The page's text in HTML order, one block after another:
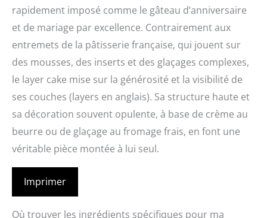
rapidement imposé comme le gâteau d’anniversaire
et de mariage par excellence. Contrairement aux
entremets de la pâtisserie française, qui jouent sur
des mousses, des inserts et des glaçages complexes,
le layer cake mise sur la générosité et la visibilité de
ses couches (layers en anglais). Sa structure haute et
sa décoration souvent opulente, à base de crème au
beurre ou de glaçage au fromage frais, en font une
véritable pièce montée à lui seul.
Imprimer
Où trouver les ingrédients spécifiques pour ma